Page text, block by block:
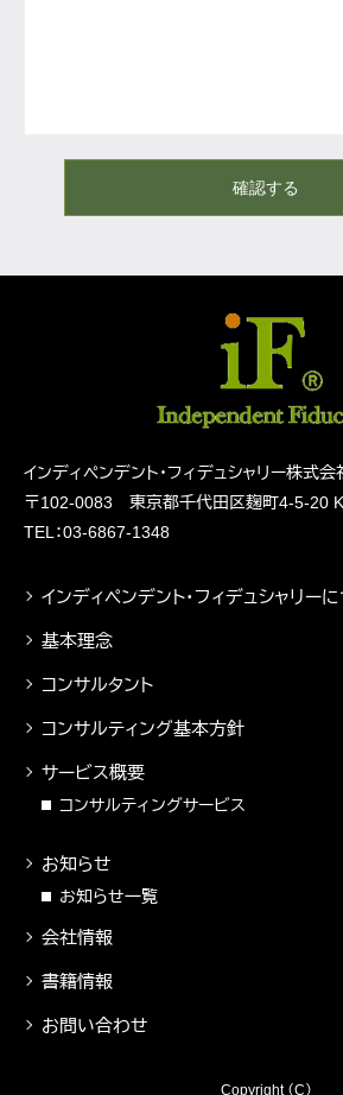
確認する
インディペンデント・フィデュシャリー株式会
〒102-0083 東京都千代田区麹町4-5-20
TEL：03-6867-1348
インディペンデント・フィデュシャリー
基本理念
コンサルタント
コンサルティング基本方針
サービス概要
コンサルティングサービス
お知らせ
お知らせ一覧
会社情報
書籍情報
お問い合わせ
Copyright （C）